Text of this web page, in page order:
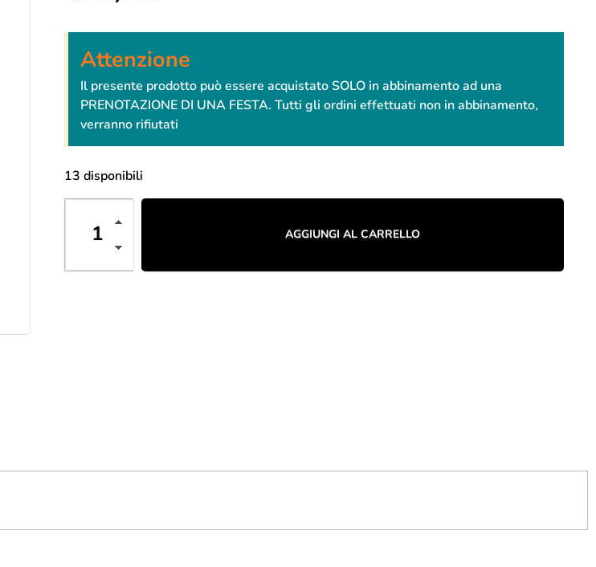
Attenzione
Il presente prodotto può essere acquistato SOLO in abbinamento ad una
PRENOTAZIONE DI UNA FESTA. Tutti gli ordini effettuati non in abbinamento,
verranno rifiutati
13 disponibili
AGGIUNGI AL CARRELLO